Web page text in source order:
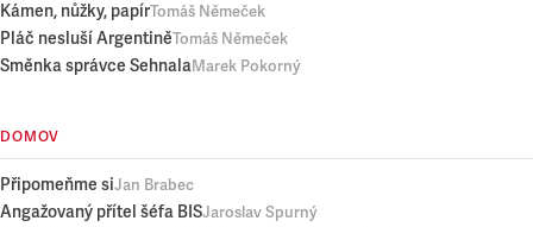
Kámen, nůžky, papírTomáš Němeček
Pláč nesluší ArgentiněTomáš Němeček
Směnka správce SehnalaMarek Pokorný
DOMOV
Připomeňme siJan Brabec
Angažovaný přítel šéfa BISJaroslav Spurný